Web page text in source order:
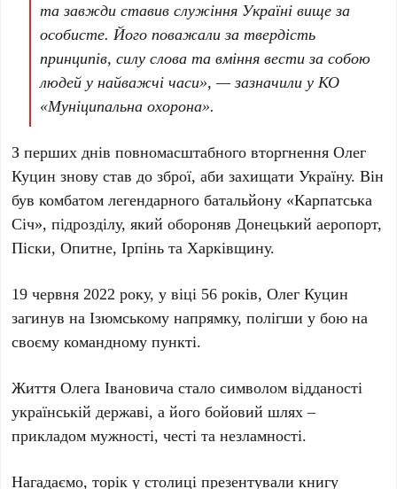
та завжди ставив служіння Україні вище за
особисте. Його поважали за твердість
принципів, силу слова та вміння вести за собою
людей у найважчі часи», — зазначили у КО
«Муніципальна охорона».
З перших днів повномасштабного вторгненняОлег
Куцин знову став до зброї, аби захищати Україну. Він
був комбатом легендарного батальйону «Карпатська
Січ», підрозділу, який оборонявДонецький аеропорт,
Піски,Опитне,Ірпінь таХарківщину.
19 червня 2022 року, у віці 56 років,Олег Куцин
загинув на Ізюмському напрямку, полігши у бою на
своєму командному пункті.
ЖиттяОлега Івановича стало символом відданості
українській державі, а його бойовий шлях –
прикладом мужності, честі та незламності.
Нагадаємо, торік у столиці презентували книгу